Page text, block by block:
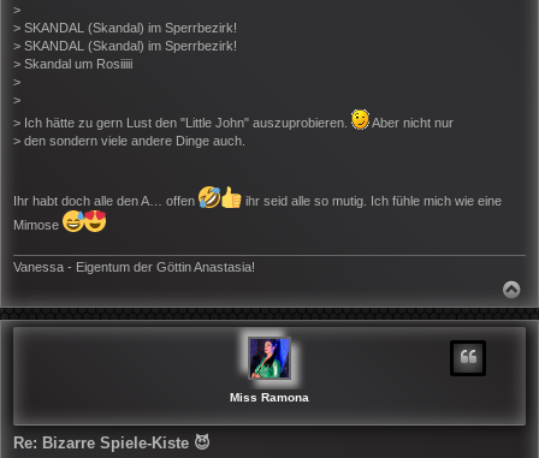
>
> SKANDAL (Skandal) im Sperrbezirk!
> SKANDAL (Skandal) im Sperrbezirk!
> Skandal um Rosiiiii
>
>
> Ich hätte zu gern Lust den "Little John" auszuprobieren.
Aber nicht nur
> den sondern viele andere Dinge auch.
Ihr habt doch alle den A… offen
ihr seid alle so mutig. Ich fühle mich wie eine
Mimose
Vanessa - Eigentum der Göttin Anastasia!
C
Miss Ramona
Re: Bizarre Spiele-Kiste 😈